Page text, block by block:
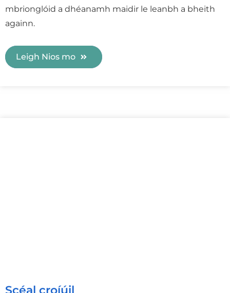
mbrionglóid a dhéanamh maidir le leanbh a bheith
againn.
Leigh Nios mo
Scéal croíúil